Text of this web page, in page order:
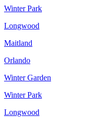
Winter Park
Longwood
Maitland
Orlando
Winter Garden
Winter Park
Longwood